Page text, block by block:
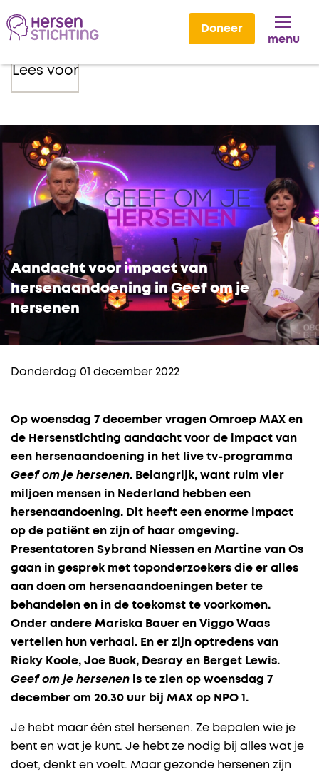
Doneer
menu
Lees voor
Aandacht voor impact van
hersenaandoening in Geef om je
hersenen
Donderdag 01 december 2022
Op woensdag 7 december vragen Omroep MAX en
de Hersenstichting aandacht voor de impact van
een hersenaandoening in het live tv-programma
Geef om je hersenen. Belangrijk, want ruim vier
miljoen mensen in Nederland hebben een
hersenaandoening. Dit heeft een enorme impact
op de patiënt en zijn of haar omgeving.
Presentatoren Sybrand Niessen en Martine van Os
gaan in gesprek met toponderzoekers die er alles
aan doen om hersenaandoeningen beter te
behandelen en in de toekomst te voorkomen.
Onder andere Mariska Bauer en Viggo Waas
vertellen hun verhaal. En er zijn optredens van
Ricky Koole, Joe Buck, Desray en Berget Lewis.
Geef om je hersenen is te zien op woensdag 7
december om 20.30 uur bij MAX op NPO 1.
Je hebt maar één stel hersenen. Ze bepalen wie je
bent en wat je kunt. Je hebt ze nodig bij alles wat je
doet, denkt en voelt. Maar gezonde hersenen zijn